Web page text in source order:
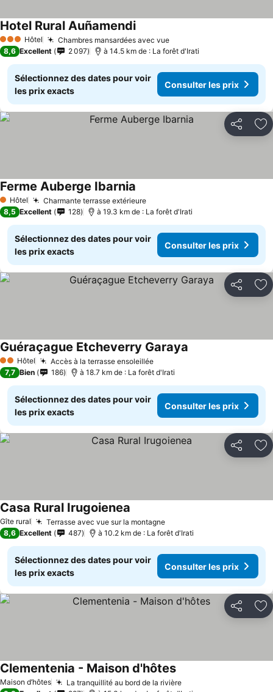
3 ÉtoilesHôtel Chambres mansardées avec vue
Hotel Rural Auñamendi
8,6 Excellent 2 097 à 14.5 km de : La forêt d'Irati
Sélectionnez des dates pour voir
les prix exacts
Consulter les prix
Partager
1 Étoiles
Hôtel Charmante terrasse extérieure
Ferme Auberge Ibarnia
8,5 Excellent 128 à 19.3 km de : La forêt d'Irati
Sélectionnez des dates pour voir
les prix exacts
Consulter les prix
Partager
2 Étoiles
Hôtel Accès à la terrasse ensoleillée
Guéraçague Etcheverry Garaya
7,7 Bien 186 à 18.7 km de : La forêt d'Irati
Sélectionnez des dates pour voir
les prix exacts
Consulter les prix
Partager
Gîte rural Terrasse avec vue sur la montagne
Casa Rural Irugoienea
8,6 Excellent 487 à 10.2 km de : La forêt d'Irati
Sélectionnez des dates pour voir
les prix exacts
Consulter les prix
Partager
Maison d’hôtes La tranquillité au bord de la rivière
Clementenia - Maison d'hôtes